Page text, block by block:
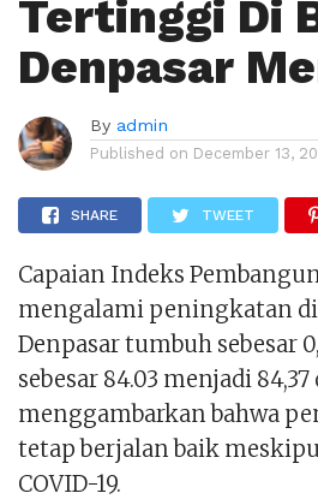
Tertinggi Di
Denpasar
By admin
Published on December 13,
SHARE TWEET
Capaian Indeks
mengalami peningkatan di
Denpasar tumbuh sebesar
sebesar 84.03 menjadi
menggambarkan bahwa
tetap berjalan baik
COVID-19.